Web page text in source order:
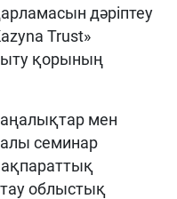
дәріптеу
Trust»
қорының
мен
семинар
облыстық